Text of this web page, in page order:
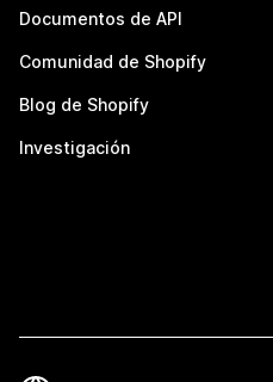
Documentos de API
Comunidad de Shopify
Blog de Shopify
Investigación